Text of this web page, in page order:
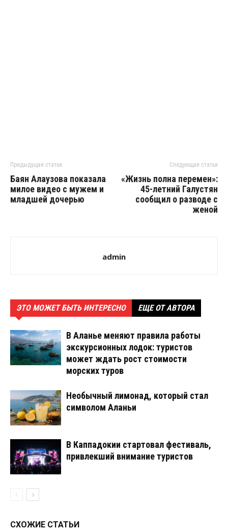
Предыдущая статья
Баян Алаузова показала
милое видео с мужем и
младшей дочерью
Следующая статья
«Жизнь полна перемен»:
45-летний Галустян
сообщил о разводе с
женой
admin
ЭТО МОЖЕТ БЫТЬ ИНТЕРЕСНО ЕЩЕ ОТ АВТОРА
В Аланье меняют правила работы
экскурсионных лодок: туристов
может ждать рост стоимости
морских туров
Необычный лимонад, который стал
символом Аланьи
В Каппадокии стартовал фестиваль,
привлекший внимание туристов
СХОЖИЕ СТАТЬИ